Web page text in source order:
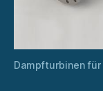
Dampfturbinen